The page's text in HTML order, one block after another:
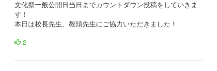
文化祭一般公開日当日までカウントダウン投稿をしていきま
す！
本日は校長先生、教頭先生にご協力いただきました！
2